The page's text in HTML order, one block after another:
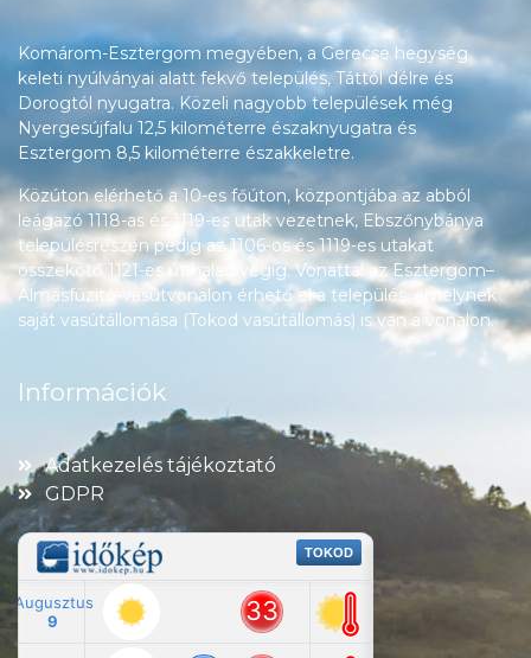
Komárom-Esztergom megyében, a Gerecse hegység
keleti nyúlványai alatt fekvő település, Táttól délre és
Dorogtól nyugatra. Közeli nagyobb települések még
Nyergesújfalu 12,5 kilométerre északnyugatra és
Esztergom 8,5 kilométerre északkeletre.
Közúton elérhető a 10-es főúton, központjába az abból
leágazó 1118-as és 1119-es utak vezetnek, Ebszőnybánya
településrészén pedig az 1106-os és 1119-es utakat
összekötő 1121-es út halad végig. Vonattal az Esztergom–
Almásfüzitő-vasútvonalon érhető el a település, amelynek
saját vasútállomása (Tokod vasútállomás) is van a vonalon.
Információk
Adatkezelés tájékoztató
GDPR